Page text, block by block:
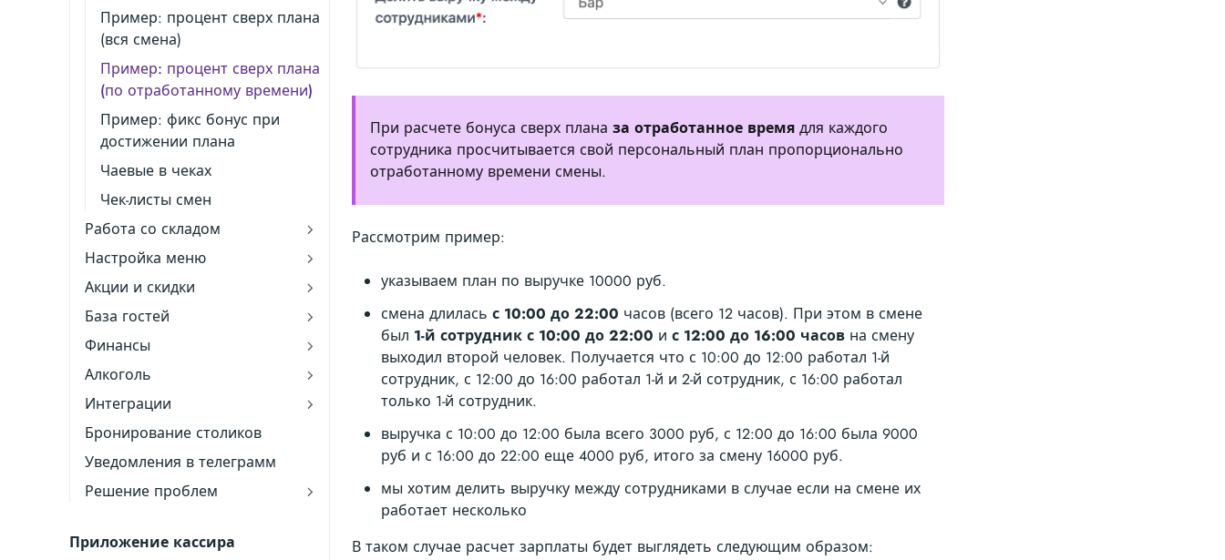
Пример: процент сверх плана
(вся смена)
Пример: процент сверх плана
(по отработанному времени)
Пример: фикс бонус при
достижении плана
Чаевые в чеках
Чек-листы смен
Работа со складом
Настройка меню
Акции и скидки
База гостей
Финансы
Алкоголь
Интеграции
Бронирование столиков
Уведомления в телеграмм
Решение проблем
Приложение кассира
При расчете бонуса сверх плана за отработанное время для каждого
сотрудника просчитывается свой персональный план пропорционально
отработанному времени смены.
Рассмотрим пример:
указываем план по выручке 10000 руб.
смена длилась с 10:00 до 22:00 часов (всего 12 часов). При этом в смене
был 1-й сотрудник с 10:00 до 22:00 и с 12:00 до 16:00 часов на смену
выходил второй человек. Получается что с 10:00 до 12:00 работал 1-й
сотрудник, с 12:00 до 16:00 работал 1-й и 2-й сотрудник, с 16:00 работал
только 1-й сотрудник.
выручка с 10:00 до 12:00 была всего 3000 руб, с 12:00 до 16:00 была 9000
руб и с 16:00 до 22:00 еще 4000 руб, итого за смену 16000 руб.
мы хотим делить выручку между сотрудниками в случае если на смене их
работает несколько
В таком случае расчет зарплаты будет выглядеть следующим образом: